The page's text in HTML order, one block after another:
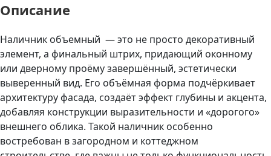
Описание
Наличник объемный — это не просто декоративный
элемент, а финальный штрих, придающий оконному
или дверному проёму завершённый, эстетически
выверенный вид. Его объёмная форма подчёркивает
архитектуру фасада, создаёт эффект глубины и акцента,
добавляя конструкции выразительности и «дорогого»
внешнего облика. Такой наличник особенно
востребован в загородном и коттеджном